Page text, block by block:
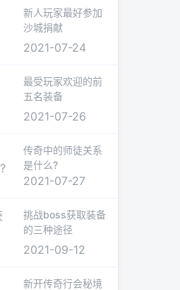
新人玩家最好参加
沙城捐献
2021-07-24
最受玩家欢迎的前
五名装备
2021-07-26
传奇中的师徒关系
是什么?
2021-07-27
挑战boss获取装备
的三种途径
2021-09-12
新开传奇行会秘境